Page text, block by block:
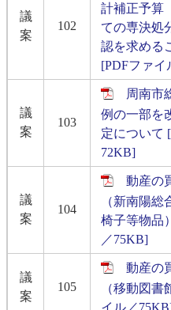
議
案
102
計補正予算
ての専決処
認を求める
[PDFファイ
議
案
103
周南市
例の一部を
定について
72KB]
議
案
104
動産の
（新南陽総
椅子等物品
／75KB]
議
案
105
動産の
（移動図書
イル／